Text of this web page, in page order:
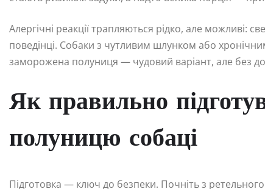
Алергічні реакції трапляються рідко, але можливі:
поведінці. Собаки з чутливим шлунком або
заморожена полуниця — чудовий варіант, але без
Як правильно
полуницю собаці
Підготовка — ключ до безпеки. Почніть з